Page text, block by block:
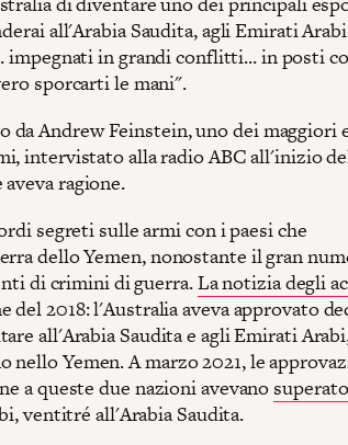
all'Arabia Saudita, agli Emirati
in grandi conflitti... in posti
sporcarti le mani".
da Andrew Feinstein, uno dei maggiori
intervistato alla radio ABC all'inizio
ragione.
segreti sulle armi con i paesi che
dello Yemen, nonostante il gran
di crimini di guerra.La notizia degli
del 2018: l'Australia aveva approvato
all'Arabia Saudita e agli Emirati
nello Yemen. A marzo 2021, le
a queste due nazioni avevano
ventitré all'Arabia Saudita.